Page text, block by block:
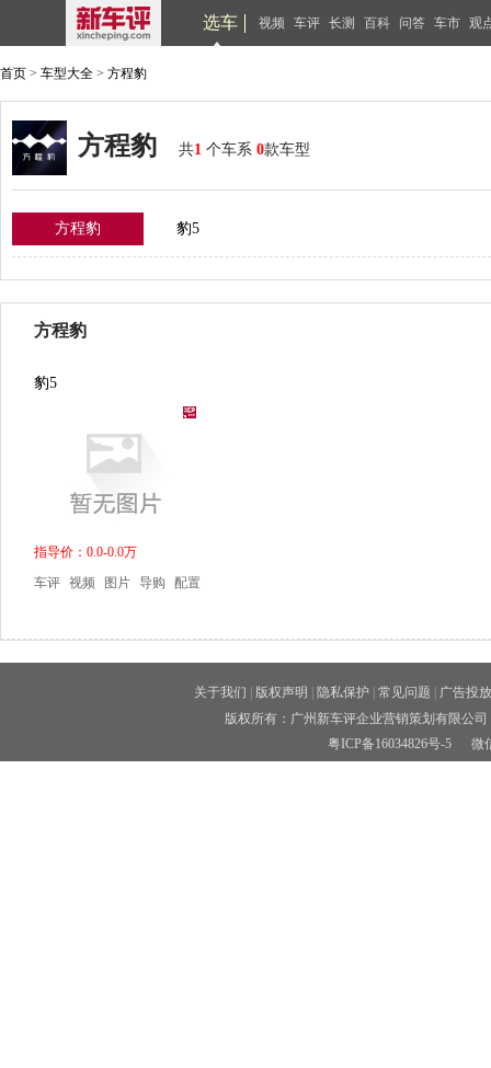
选车 视频 车评 长测 百科 问答 车市 观
首页 > 车型大全 > 方程豹
方程豹 共1 个车系 0款车型
方程豹 豹5
方程豹
豹5
指导价：0.0-0.0万
车评 视频 图片 导购 配置
关于我们 版权声明 隐私保护 常见问题
广告投放
版权所有：广州新车评企业营销策划有限公
粤ICP备16034826号-5微信